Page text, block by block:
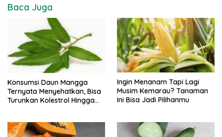
Baca Juga
Konsumsi Daun Mangga
Ternyata Menyehatkan, Bisa
Turunkan Kolestrol Hingga
Ingin Menanam Tapi Lagi
Musim Kemarau? Tanaman
Ini Bisa Jadi Pilihanmu